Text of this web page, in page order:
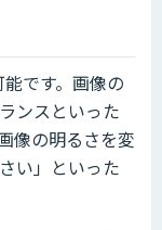
です。画像の
ンスといった
像の明るさを変
い」といった